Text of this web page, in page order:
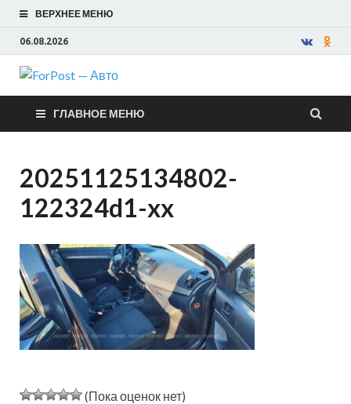
ВЕРХНЕЕ МЕНЮ
06.08.2026
ForPost —
Авто
ГЛАВНОЕ МЕНЮ
20251125134802-
122324d1-xx
(Пока оценок нет)